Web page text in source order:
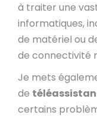
à traiter une
informatiques,
de matériel ou
de connectivité
Je mets
de
certains